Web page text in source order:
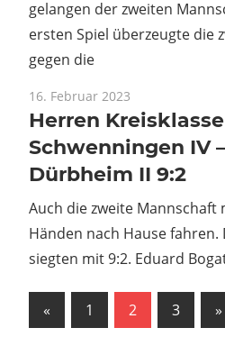
gelangen der zweiten
ersten Spiel überzeugte die
gegen die
16. Februar 2023
Herren Kreisklasse
Schwenningen IV
Dürbheim II 9:2
Auch die zweite Mannschaft
Händen nach Hause fahren.
siegten mit 9:2. Eduard
« Vorherige
Beiträge
1 2 3 »